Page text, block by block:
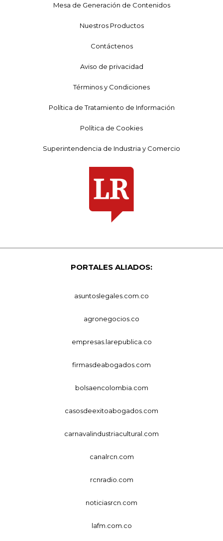
Mesa de Generación de Contenidos
Nuestros Productos
Contáctenos
Aviso de privacidad
Términos y Condiciones
Política de Tratamiento de Información
Política de Cookies
Superintendencia de Industria y Comercio
PORTALES ALIADOS:
asuntoslegales.com.co
agronegocios.co
empresas.larepublica.co
firmasdeabogados.com
bolsaencolombia.com
casosdeexitoabogados.com
carnavalindustriacultural.com
canalrcn.com
rcnradio.com
noticiasrcn.com
lafm.com.co